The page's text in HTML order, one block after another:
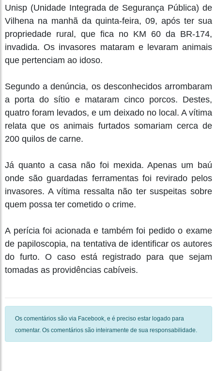
Unisp (Unidade Integrada de Segurança Pública) de
Vilhena na manhã da quinta-feira, 09, após ter sua
propriedade rural, que fica no KM 60 da BR-174,
invadida. Os invasores mataram e levaram animais
que pertenciam ao idoso.
Segundo a denúncia, os desconhecidos arrombaram
a porta do sítio e mataram cinco porcos. Destes,
quatro foram levados, e um deixado no local. A vítima
relata que os animais furtados somariam cerca de
200 quilos de carne.
Já quanto a casa não foi mexida. Apenas um baú
onde são guardadas ferramentas foi revirado pelos
invasores. A vítima ressalta não ter suspeitas sobre
quem possa ter cometido o crime.
A perícia foi acionada e também foi pedido o exame
de papiloscopia, na tentativa de identificar os autores
do furto. O caso está registrado para que sejam
tomadas as providências cabíveis.
Os comentários são via Facebook, e é preciso estar logado para
comentar. Os comentários são inteiramente de sua responsabilidade.